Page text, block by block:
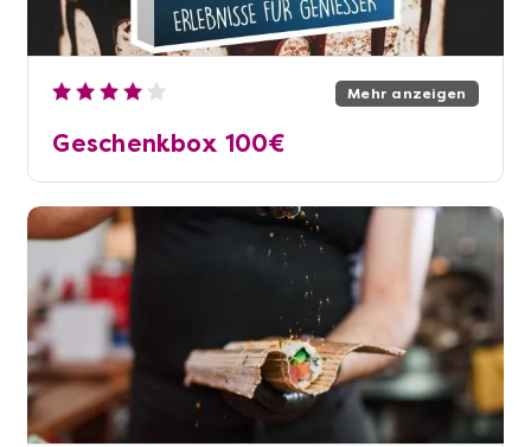
Mehr anzeigen
Geschenkbox 100€